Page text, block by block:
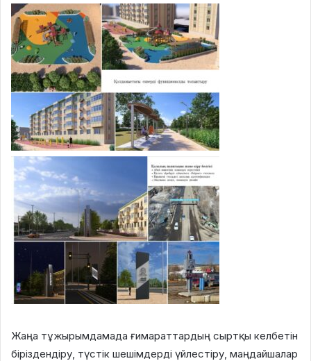
Жаңа тұжырымдамада ғимараттардың сыртқы келбетін
біріздендіру, түстік шешімдерді үйлестіру, маңдайшалар